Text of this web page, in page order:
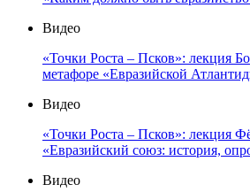
Видео
«Точки Роста – Псков»: лекция
метафоре «Евразийской
Видео
«Точки Роста – Псков»: лекция
«Евразийский союз: история,
Видео